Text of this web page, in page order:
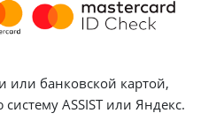
или банковской картой,
ASSIST или Яндекс.